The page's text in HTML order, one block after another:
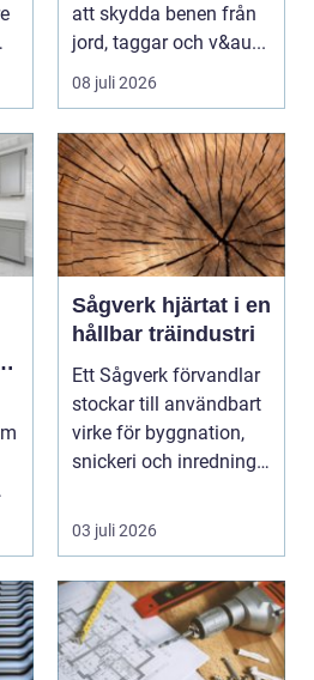
att skydda benen från
jord, taggar och v&au...
08 juli 2026
Sågverk hjärtat i en
hållbar träindustri
Ett Sågverk förvandlar
stockar till användbart
virke för byggnation,
snickeri och inredning.
03 juli 2026